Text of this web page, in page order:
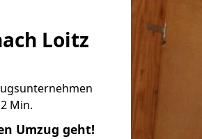
Loitz
Min.
Umzug geht!